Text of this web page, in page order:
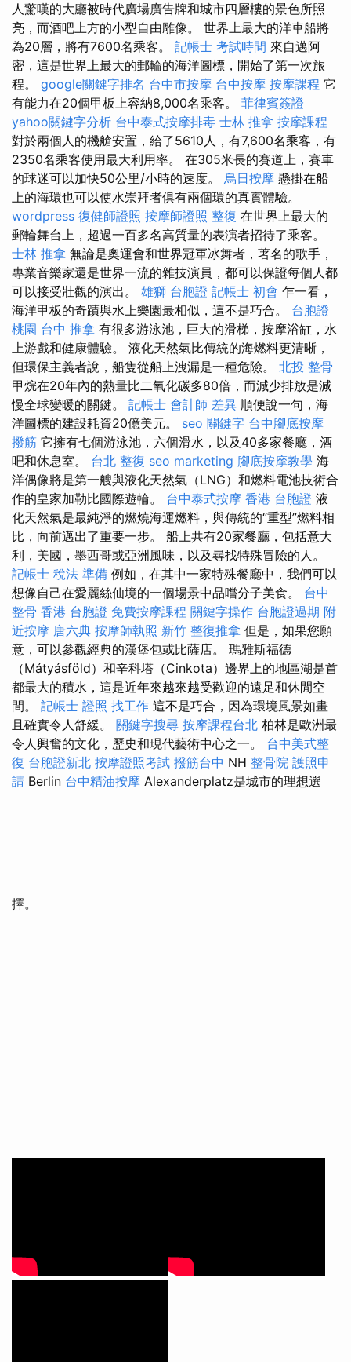
人驚嘆的大廳被時代廣場廣告牌和城市四層樓的景色所照
亮，而酒吧上方的小型自由雕像。 世界上最大的洋車船將
為20層，將有7600名乘客。 記帳士 考試時間 來自邁阿
密，這是世界上最大的郵輪的海洋圖標，開始了第一次旅
程。 google關鍵字排名 台中市按摩 台中按摩 按摩課程 它
有能力在20個甲板上容納8,000名乘客。 菲律賓簽證
yahoo關鍵字分析 台中泰式按摩排毒 士林 推拿 按摩課程
對於兩個人的機艙安置，給了5610人，有7,600名乘客，有
2350名乘客使用最大利用率。 在305米長的賽道上，賽車
的球迷可以加快50公里/小時的速度。 烏日按摩 懸掛在船
上的海環也可以使水崇拜者俱有兩個環的真實體驗。
wordpress 復健師證照 按摩師證照 整復 在世界上最大的
郵輪舞台上，超過一百多名高質量的表演者招待了乘客。
士林 推拿 無論是奧運會和世界冠軍冰舞者，著名的歌手，
專業音樂家還是世界一流的雜技演員，都可以保證每個人都
可以接受壯觀的演出。 雄獅 台胞證 記帳士 初會 乍一看，
海洋甲板的奇蹟與水上樂園最相似，這不是巧合。 台胞證
桃園 台中 推拿 有很多游泳池，巨大的滑梯，按摩浴缸，水
上游戲和健康體驗。 液化天然氣比傳統的海燃料更清晰，
但環保主義者說，船隻從船上洩漏是一種危險。 北投 整骨
甲烷在20年內的熱量比二氧化碳多80倍，而減少排放是減
慢全球變暖的關鍵。 記帳士 會計師 差異 順便說一句，海
洋圖標的建設耗資20億美元。 seo 關鍵字 台中腳底按摩
撥筋 它擁有七個游泳池，六個滑水，以及40多家餐廳，酒
吧和休息室。 台北 整復 seo marketing 腳底按摩教學 海
洋偶像將是第一艘與液化天然氣（LNG）和燃料電池技術合
作的皇家加勒比國際遊輪。 台中泰式按摩 香港 台胞證 液
化天然氣是最純淨的燃燒海運燃料，與傳統的“重型”燃料相
比，向前邁出了重要一步。 船上共有20家餐廳，包括意大
利，美國，墨西哥或亞洲風味，以及尋找特殊冒險的人。
記帳士 稅法 準備 例如，在其中一家特殊餐廳中，我們可以
想像自己在愛麗絲仙境的一個場景中品嚐分子美食。 台中
整骨 香港 台胞證 免費按摩課程 關鍵字操作 台胞證過期 附
近按摩 唐六典 按摩師執照 新竹 整復推拿 但是，如果您願
意，可以參觀經典的漢堡包或比薩店。 瑪雅斯福德
（Mátyásföld）和辛科塔（Cinkota）邊界上的地區湖是首
都最大的積水，這是近年來越來越受歡迎的遠足和休閒空
間。 記帳士 證照 找工作 這不是巧合，因為環境風景如畫
且確實令人舒緩。 關鍵字搜尋 按摩課程台北 柏林是歐洲最
令人興奮的文化，歷史和現代藝術中心之一。 台中美式整
復 台胞證新北 按摩證照考試 撥筋台中 NH 整骨院 護照申
請 Berlin 台中精油按摩 Alexanderplatz是城市的理想選
擇。